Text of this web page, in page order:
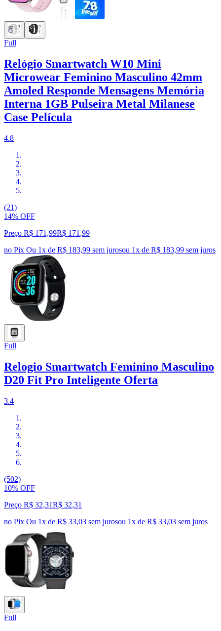
Full
Relógio Smartwatch W10 Mini
Microwear Feminino Masculino 42mm
Amoled Responde Mensagens Memória
Interna 1GB Pulseira Metal Milanese
Case Película
4.8
(21)
14% OFF
Preço R$ 171,99R$ 171 ,99
no Pix Ou 1x de R$ 183,99 sem jurosou 1x de R$ 183,99 sem juros
Full
Relogio Smartwatch Feminino Masculino
D20 Fit Pro Inteligente Oferta
3.4
(502)
10% OFF
Preço R$ 32,31R$ 32,31
no Pix Ou 1x de R$ 33,03 sem jurosou 1x de R$ 33,03 sem juros
Full